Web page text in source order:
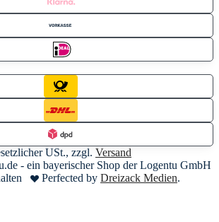
USt., zzgl. Versand
- ein bayerischer Shop der Logentu GmbH
Perfected by Dreizack Medien.